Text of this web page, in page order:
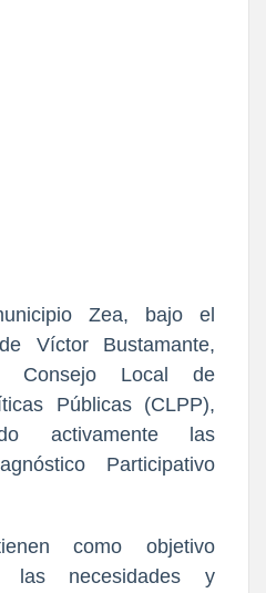
Zea, bajo el
Víctor Bustamante,
Consejo Local de
Públicas (CLPP),
activamente las
Participativo
como objetivo
las necesidades y